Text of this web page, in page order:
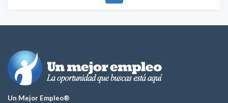
Un Mejor Empleo®